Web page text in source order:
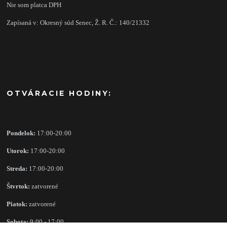
Nie som platca DPH
Zapísaná v: Okresný súd Senec, Ž. R. Č.: 140/21332
OTVÁRACIE HODINY:
Pondelok: 17:00-20:00
Utorok: 17:00-20:00
Streda: 17:00-20:00
Štvrtok: zatvorené
Piatok: zatvorené
Sobota:9:00 - 17:00